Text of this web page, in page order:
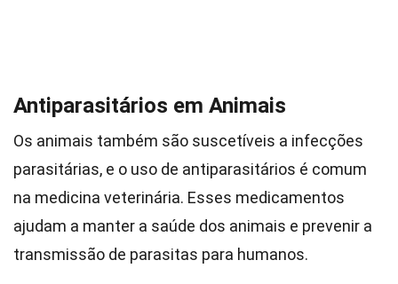
Antiparasitários em Animais
Os animais também são suscetíveis a infecções
parasitárias, e o uso de antiparasitários é comum
na medicina veterinária. Esses medicamentos
ajudam a manter a saúde dos animais e prevenir a
transmissão de parasitas para humanos.